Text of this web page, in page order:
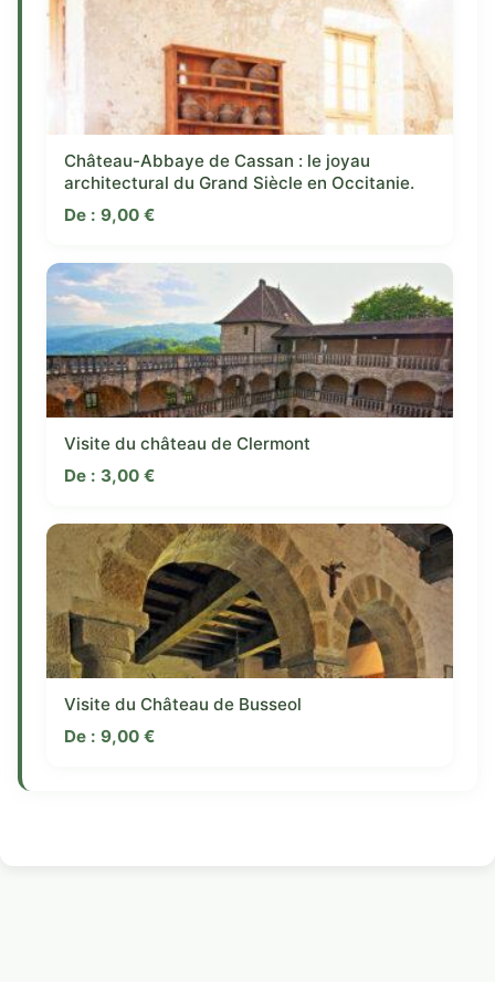
Château-Abbaye de Cassan : le joyau
architectural du Grand Siècle en Occitanie.
De : 9,00 €
Visite du château de Clermont
De : 3,00 €
Visite du Château de Busseol
De : 9,00 €